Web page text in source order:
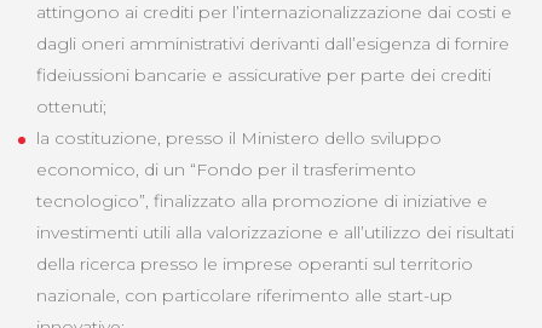
attingono ai crediti per l’internazionalizzazione dai costi e
dagli oneri amministrativi derivanti dall’esigenza di fornire
fideiussioni bancarie e assicurative per parte dei crediti
ottenuti;
la costituzione, presso il Ministero dello sviluppo
economico, di un “Fondo per il trasferimento
tecnologico”, finalizzato alla promozione di iniziative e
investimenti utili alla valorizzazione e all’utilizzo dei risultati
della ricerca presso le imprese operanti sul territorio
nazionale, con particolare riferimento alle start-up